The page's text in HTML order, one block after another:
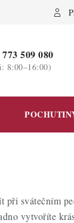
osobních údajů
509 080
8:00–16:00)
svátečním
vytvoříte